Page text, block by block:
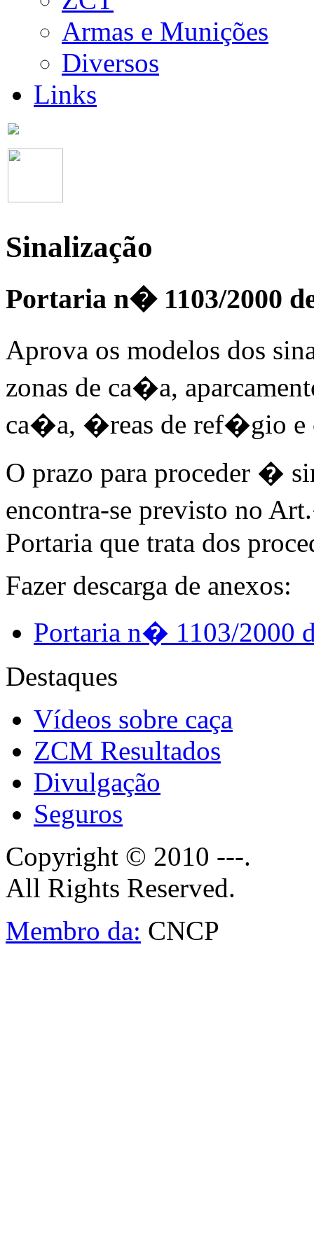
Armas e Munições
Diversos
Links
Sinalização
Portaria n� 1103/2000
Aprova os modelos dos
zonas de ca�a,
ca�a, �reas de ref�gio e
O prazo para proceder �
encontra-se previsto no
Portaria que trata dos
Fazer descarga de anexos:
Portaria n� 1103/2000
Destaques
Vídeos sobre caça
ZCM Resultados
Divulgação
Seguros
Copyright © 2010 ---.
All Rights Reserved.
Membro da: CNCP